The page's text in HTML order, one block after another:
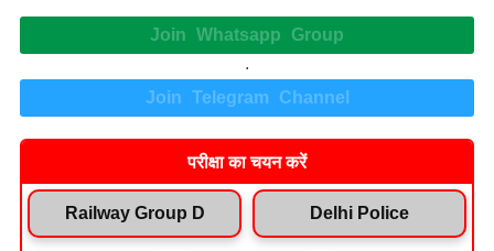
Join Whatsapp Group
.
Join Telegram Channel
परीक्षा का चयन करें
Railway Group D Delhi Police